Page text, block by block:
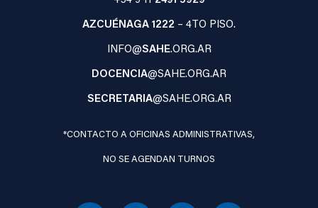
AZCUÉNAGA 1222 – 4TO PISO.
INFO@SAHE.ORG.AR
DOCENCIA@SAHE.ORG.AR
SECRETARIA@SAHE.ORG.AR
*CONTACTO A OFICINAS ADMINISTRATIVAS,
NO SE AGENDAN TURNOS